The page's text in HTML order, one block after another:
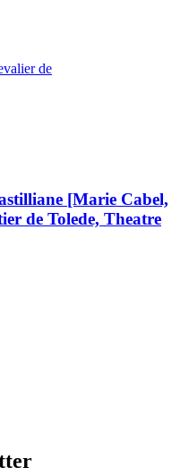
de
[Marie Cabel,
de Tolede, Theatre